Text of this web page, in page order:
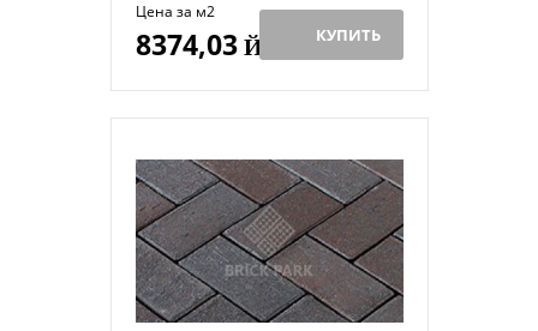
Цена за м2
8374,03Й КУПИТЬ